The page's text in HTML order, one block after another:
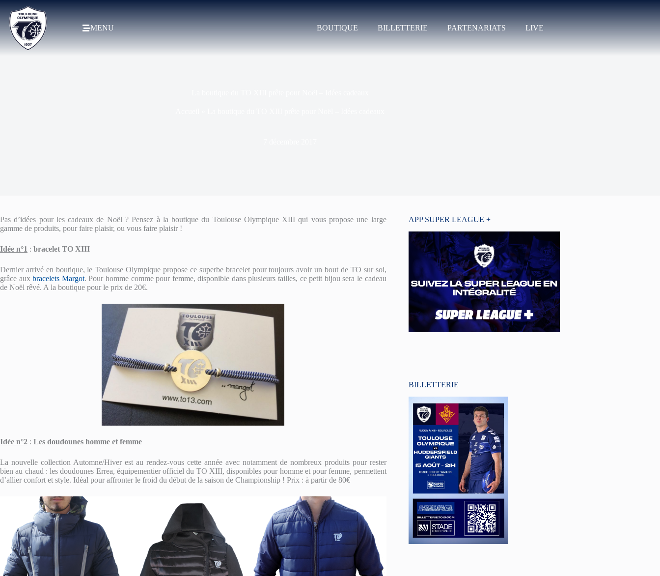
MENU BOUTIQUE BILLETTERIE PARTENARIATS LIVE
Pas d’idées pour les cadeaux de Noël ? Pensez à la boutique du Toulouse Olympique XIII qui vous propose une large
gamme de produits, pour faire plaisir, ou vous faire plaisir !
Idée n°1 : bracelet TO XIII
Dernier arrivé en boutique, le Toulouse Olympique propose ce superbe bracelet pour toujours avoir un bout de TO sur soi,
grâce auxbracelets Margot. Pour homme comme pour femme, disponible dans plusieurs tailles, ce petit bijou sera le cadeau
de Noël rêvé. A la boutique pour le prix de 20€.
Idée n°2 : Les doudounes homme et femme
La nouvelle collection Automne/Hiver est au rendez-vous cette année avec notamment de nombreux produits pour rester
bien au chaud : les doudounes Errea, équipementier officiel du TO XIII, disponibles pour homme et pour femme, permettent
d’allier confort et style. Idéal pour affronter le froid du début de la saison de Championship ! Prix : à partir de 80€
APP SUPER LEAGUE +
BILLETTERIE